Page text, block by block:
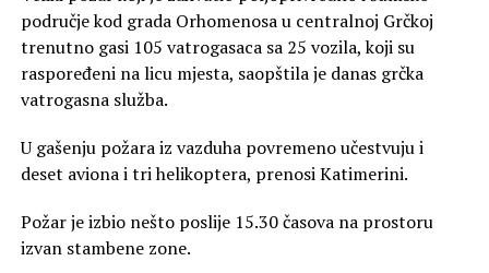
područje kod grada Orhomenosa u centralnoj Grčkoj
trenutno gasi 105 vatrogasaca sa 25 vozila, koji su
raspoređeni na licu mjesta, saopštila je danas grčka
vatrogasna služba.
U gašenju požara iz vazduha povremeno učestvuju i
deset aviona i tri helikoptera, prenosi Katimerini.
Požar je izbio nešto poslije 15.30 časova na prostoru
izvan stambene zone.